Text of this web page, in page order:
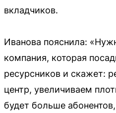
вкладчиков.
Иванова пояснила:
компания, которая
ресурсников и скажет:
центр, увеличиваем
будет больше